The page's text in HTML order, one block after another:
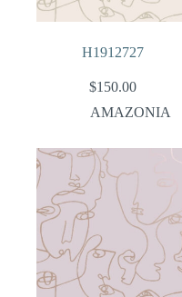
H1912727
$150.00
AMAZONIA